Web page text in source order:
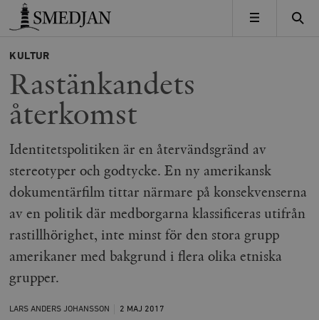
Timbro
MENY
KULTUR
Rastänkandets
återkomst
Identitetspolitiken är en återvändsgränd av
stereotyper och godtycke. En ny amerikansk
dokumentärfilm tittar närmare på konsekvenserna
av en politik där medborgarna klassificeras utifrån
rastillhörighet, inte minst för den stora grupp
amerikaner med bakgrund i flera olika etniska
grupper.
LARS ANDERS JOHANSSON 2 MAJ 2017